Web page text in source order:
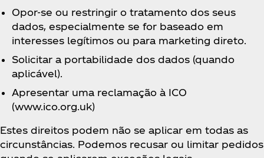
Opor-se ou restringir o tratamento dos seus
dados, especialmente se for baseado em
interesses legítimos ou para marketing direto.
Solicitar a portabilidade dos dados (quando
aplicável).
Apresentar uma reclamação à ICO
(www.ico.org.uk)
Estes direitos podem não se aplicar em todas as
circunstâncias. Podemos recusar ou limitar pedidos